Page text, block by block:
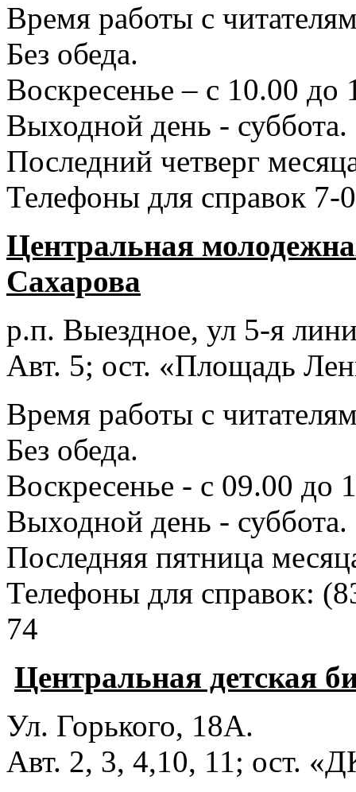
Время работы с
Без обеда.
Воскресенье – с 10.00 до
Выходной день - суббота.
Последний четверг
Телефоны для справок 7-
Центральная
Сахарова
р.п. Выездное, ул 5-я
Авт. 5; ост. «Площадь
Время работы с
Без обеда.
Воскресенье - с 09.00 до
Выходной день - суббота.
Последняя пятница
Телефоны для справок:
74
Центральная детская
Ул. Горького, 18А.
Авт. 2, 3, 4,10, 11; ост.